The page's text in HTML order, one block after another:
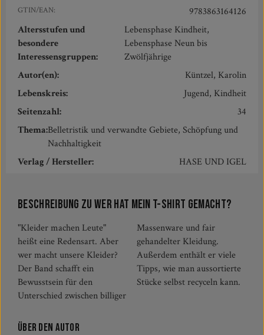
GTIN/EAN:
9783863164126
Altersstufen und
besondere
Interessensgruppen:
Lebensphase Kindheit,
Lebensphase Neun bis
Zwölfjährige
Autor(en):
Küntzel, Karolin
Lebenskreis:
Jugend, Kindheit
Seitenzahl:
34
Thema:Belletristik und verwandte Gebiete, Schöpfung und
Nachhaltigkeit
Verlag / Hersteller:
HASE UND IGEL
Beschreibung zu Wer hat mein T-Shirt gemacht?
"Kleider machen Leute"
heißt eine Redensart. Aber
wer macht unsere Kleider?
Der Band schafft ein
Bewusstsein für den
Unterschied zwischen billiger
Massenware und fair
gehandelter Kleidung.
Außerdem enthält er viele
Tipps, wie man aussortierte
Stücke selbst recyceln kann.
Über den Autor